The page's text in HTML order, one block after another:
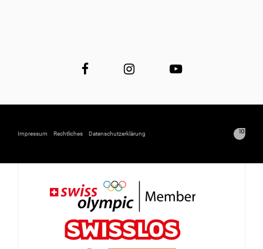
Impressum Rechtliches Datenschutzerklärung